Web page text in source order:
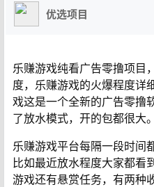
优选项目
乐赚游戏纯看广告零撸项目
度，乐赚游戏的火爆程度详
戏这是一个全新的广告零撸
了放水模式，开的包都很大。
乐赚游戏平台每隔一段时间
比如最近放水程度大家都看
游戏还有悬赏任务，有两种